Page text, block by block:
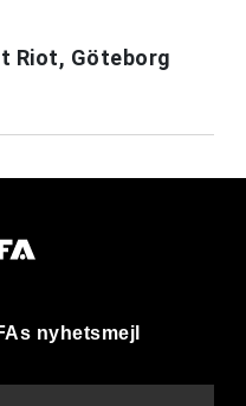
Riot, Göteborg
nyhetsmejl